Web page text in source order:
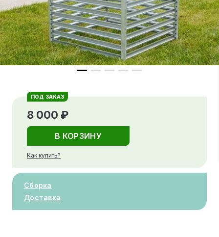
ПОД ЗАКАЗ
8 000 ₽
В КОРЗИНУ
Как купить?
Сборка
Доставка